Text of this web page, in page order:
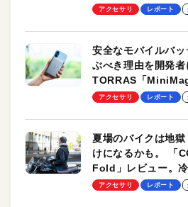
のモバイルユース
アクセサリ レポート
安全なモバイルバ
ぶべき理由を開発者
TORRAS「
ーも
アクセサリ レポート
夏場のバイクは地
けになるかも。 「
Fold」レビュー。
却プレート、シンプ
アクセサリ レポート